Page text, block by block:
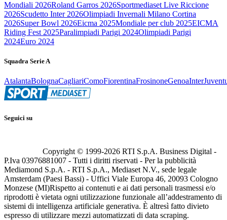
Mondiali 2026Roland Garros 2026Sportmediaset Live Riccione
2026Scudetto Inter 2026Olimpiadi Invernali Milano Cortina
2026Super Bowl 2026Eicma 2025Mondiale per club 2025EICMA
Riding Fest 2025Paralimpiadi Parigi 2024Olimpiadi Parigi
2024Euro 2024
Squadra Serie A
AtalantaBolognaCagliariComoFiorentinaFrosinoneGenoaInter
Seguici su
Copyright © 1999-2026 RTI S.p.A. Business Digital -
P.Iva 03976881007 - Tutti i diritti riservati - Per la pubblicità
Mediamond S.p.A. - RTI S.p.A., Mediaset N.V., sede legale
Amsterdam (Paesi Bassi) - Uffici Viale Europa 46, 20093 Cologno
Monzese (MI)Rispetto ai contenuti e ai dati personali trasmessi e/o
riprodotti è vietata ogni utilizzazione funzionale all’addestramento di
sistemi di intelligenza artificiale generativa. È altresì fatto divieto
espresso di utilizzare mezzi automatizzati di data scraping.